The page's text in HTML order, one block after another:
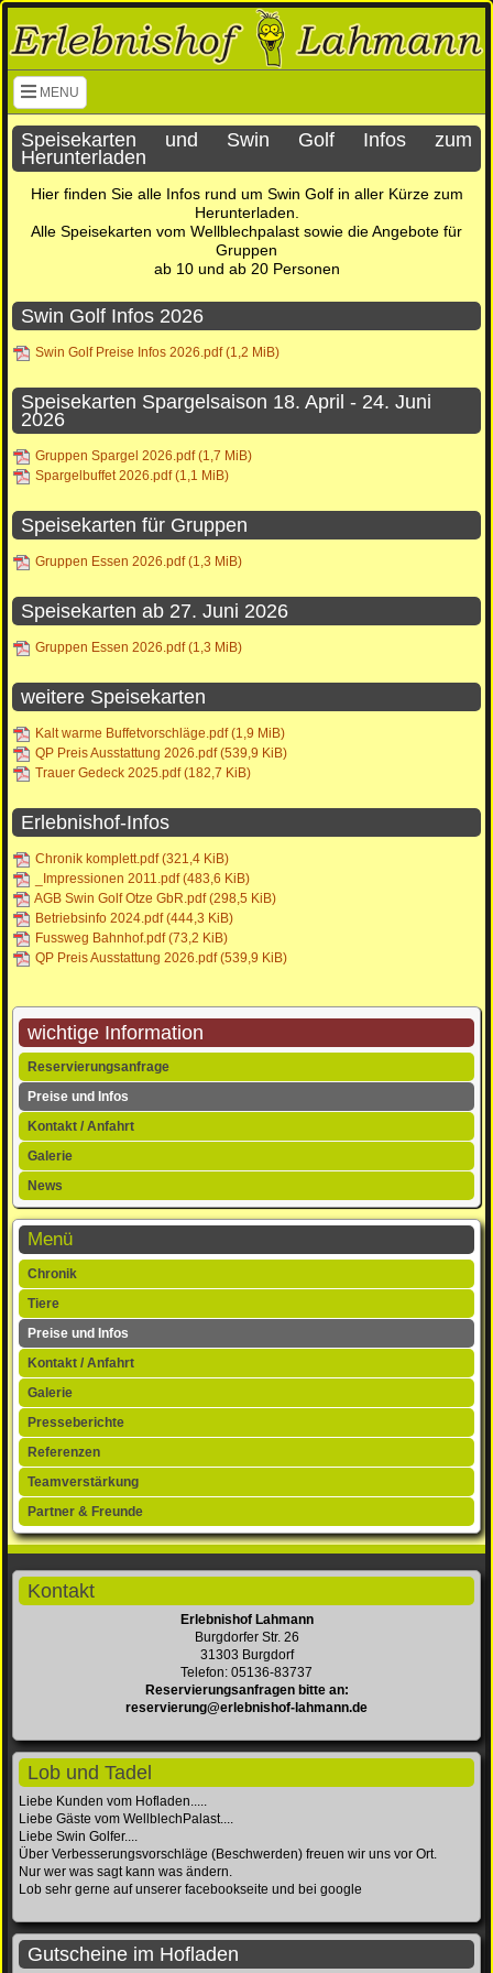
MENU
Navigation überspringen
Speisekarten und Swin Golf Infos zum
Herunterladen
Hier finden Sie alle Infos rund um Swin Golf in aller Kürze zum
Herunterladen.
Alle Speisekarten vom Wellblechpalast sowie die Angebote für
Gruppen
ab 10 und ab 20 Personen
Swin Golf Infos 2026
Swin Golf Preise Infos 2026.pdf(1,2 MiB)
Speisekarten Spargelsaison 18. April - 24. Juni
2026
Gruppen Spargel 2026.pdf(1,7 MiB)
Spargelbuffet 2026.pdf(1,1 MiB)
Speisekarten für Gruppen
Gruppen Essen 2026.pdf(1,3 MiB)
Speisekarten ab 27. Juni 2026
Gruppen Essen 2026.pdf(1,3 MiB)
weitere Speisekarten
Kalt warme Buffetvorschläge.pdf(1,9 MiB)
QP Preis Ausstattung 2026.pdf(539,9 KiB)
Trauer Gedeck 2025.pdf(182,7 KiB)
Erlebnishof-Infos
Chronik komplett.pdf(321,4 KiB)
_Impressionen 2011.pdf(483,6 KiB)
AGB Swin Golf Otze GbR.pdf(298,5 KiB)
Betriebsinfo 2024.pdf(444,3 KiB)
Fussweg Bahnhof.pdf(73,2 KiB)
QP Preis Ausstattung 2026.pdf(539,9 KiB)
wichtige Information
Navigation
überspringen
Reservierungsanfrage
Preise und Infos
Kontakt / Anfahrt
Galerie
News
Menü
Navigation
überspringen
Chronik
Tiere
Preise und Infos
Kontakt / Anfahrt
Galerie
Presseberichte
Referenzen
Teamverstärkung
Partner & Freunde
Kontakt
Erlebnishof Lahmann
Burgdorfer Str. 26
31303 Burgdorf
Telefon: 05136-83737
Reservierungsanfragen bitte an:
reservierung@erlebnishof-lahmann.de
Lob und Tadel
Liebe Kunden vom Hofladen.....
Liebe Gäste vom WellblechPalast....
Liebe Swin Golfer....
Über Verbesserungsvorschläge (Beschwerden) freuen wir uns vor Ort.
Nur wer was sagt kann was ändern.
Lob sehr gerne auf unserer facebookseite und bei google
Gutscheine im Hofladen